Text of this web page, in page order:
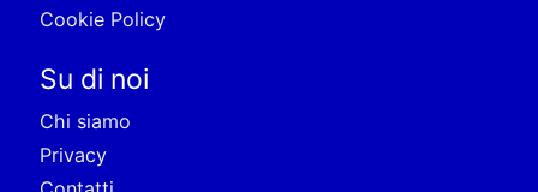
Cookie Policy
Su di noi
Chi siamo
Privacy